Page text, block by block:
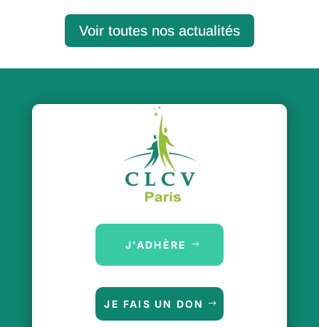
Voir toutes nos actualités
J'ADHÈRE
JE FAIS UN DON